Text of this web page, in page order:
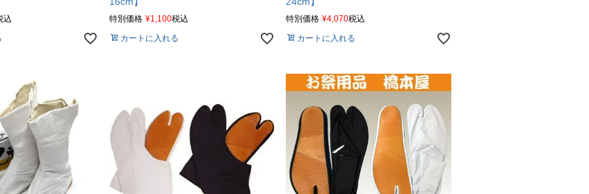
込
特別価格 ¥1,100税込
カートに入れる
特別価格 ¥4,070税込
カートに入れる